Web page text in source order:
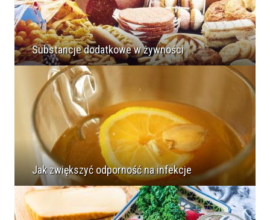
Substancje dodatkowe w żywności
Jak zwiększyć odporność na infekcje